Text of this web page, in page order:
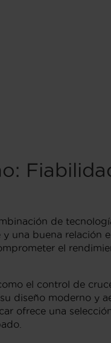
de
una buena relación
el
el control de
diseño moderno y
ofrece una